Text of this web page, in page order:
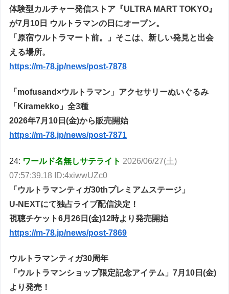
体験型カルチャー発信ストア『ULTRA MART TOKYO』
が7月10日 ウルトラマンの日にオープン。
「原宿ウルトラマート前。」そこは、新しい発見と出会
える場所。
https://m-78.jp/news/post-7878
「mofusand×ウルトラマン」アクセサリーぬいぐるみ
「Kiramekko」全3種
2026年7月10日(金)から販売開始
https://m-78.jp/news/post-7871
24: ワールド名無しサテライト 2026/06/27(土)
07:57:39.18 ID:4xiwwUZc0
「ウルトラマンティガ30thプレミアムステージ」
U-NEXTにて独占ライブ配信決定！
視聴チケット6月26日(金)12時より発売開始
https://m-78.jp/news/post-7869
ウルトラマンティガ30周年
「ウルトラマンショップ限定記念アイテム」7月10日(金)
より発売！